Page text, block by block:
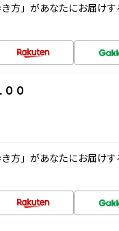
方」があなたにお届け
０
方」があなたにお届け